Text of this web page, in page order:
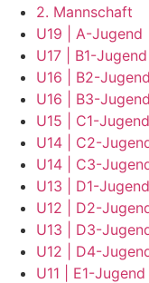
2. Mannschaft
U19 | A-
U17 | B1-
U16 | B2-
U16 | B3-
U15 | C1-
U14 | C2-
U14 | C3-
U13 | D1-
U12 | D2-
U13 | D3-
U12 | D4-
U11 | E1-